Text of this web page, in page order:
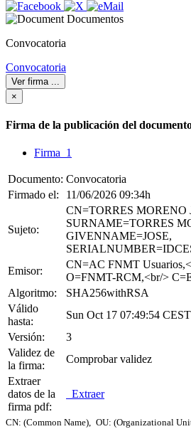
Documentos
Convocatoria
Convocatoria
Ver firma
×
Firma de la publicación del
Firma 1
Documento: Convocatoria
Firmado el:
11/06/2026 09:34h
Sujeto:
CN=TORRES MORENO
SURNAME=TORRES
GIVENNAME=JOSE,
Emisor:
CN=AC FNMT
O=FNMT-RCM,<br/>
Algoritmo:
SHA256withRSA
Válido
hasta:
Sun Oct 17 07:49:54
Versión:
3
Validez de
la firma:
Comprobar validez
Extraer
datos de la
firma pdf:
Extraer
CN: (Common Name), OU: (Organizational